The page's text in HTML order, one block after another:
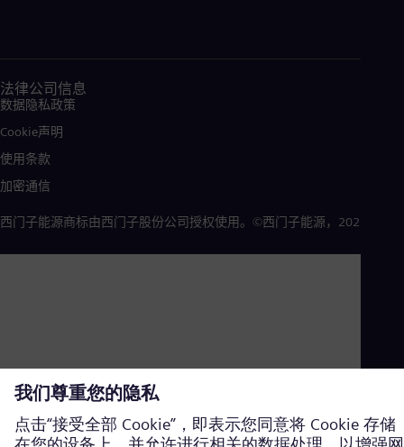
法律公司信息
数据隐私政策
Cookie声明
使用条款
加密通信
西门子能源商标由西门子股份公司授权使用。©西门子能源，2026